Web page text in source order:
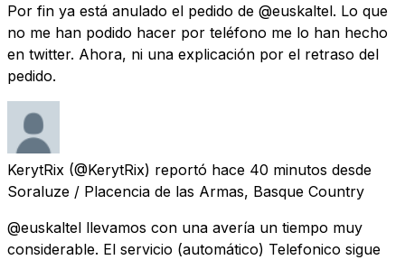
Por fin ya está anulado el pedido de @euskaltel. Lo que
no me han podido hacer por teléfono me lo han hecho
en twitter. Ahora, ni una explicación por el retraso del
pedido.
KerytRix (@KerytRix) reportó hace 40 minutos desde
Soraluze / Placencia de las Armas, Basque Country
@euskaltel llevamos con una avería un tiempo muy
considerable. El servicio (automático) Telefonico sigue